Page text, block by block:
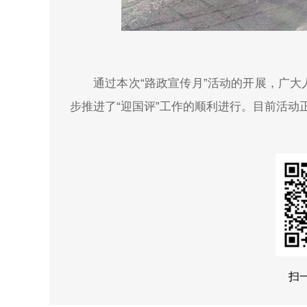
通过本次“路政宣传月”活动的开展，广
步推进了“迎国评”工作的顺利进行。目前活动
扫